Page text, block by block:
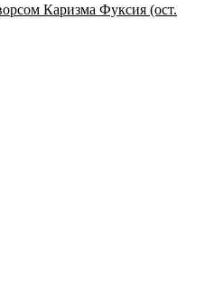
Каризма Фуксия (ост.